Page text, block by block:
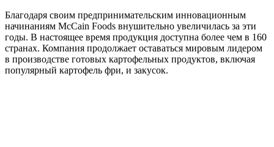
Благодаря своим предпринимательским инновационным
начинаниям McCain Foods внушительно увеличилась за эти
годы. В настоящее время продукция доступна более чем в 160
странах. Компания продолжает оставаться мировым лидером
в производстве готовых картофельных продуктов, включая
популярный картофель фри, и закусок.